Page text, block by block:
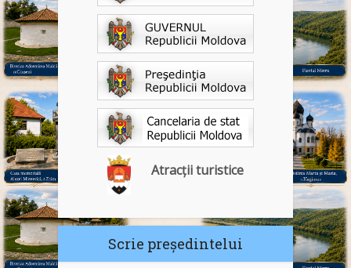
Atracții turistice
Scrie președintelui